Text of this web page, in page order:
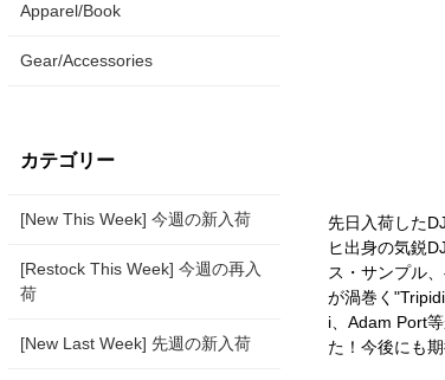
先日入荷した
ヒ出身の気鋭
ス・サンプル
が渦巻く
i、Adam Port
た！今後にも
Apparel/Book
Gear/Accessories
カテゴリー
[New This Week] 今週の新入荷
[Restock This Week] 今週の再入
荷
[New Last Week] 先週の新入荷